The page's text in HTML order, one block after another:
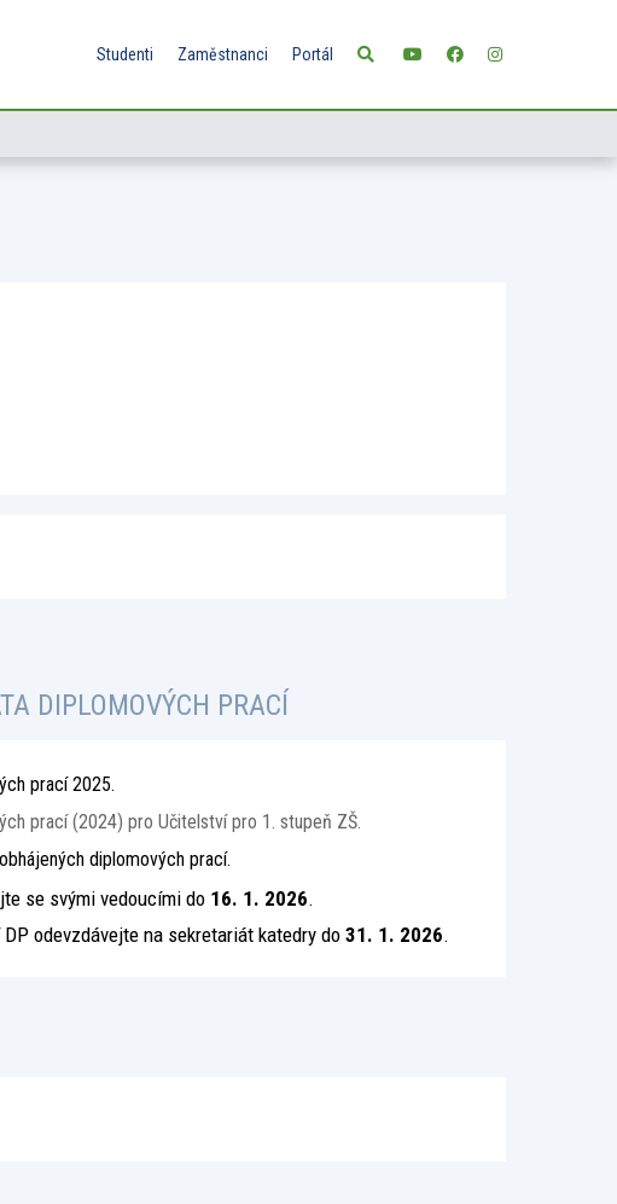
Studenti Zaměstnanci Portál
DIPLOMOVÝCH PRACÍ
prací 2025.
prací (2024) pro Učitelství pro 1. stupeň ZŠ.
diplomových prací.
se svými vedoucími do 16. 1. 2026.
odevzdávejte na sekretariát katedry do31. 1. 2026.